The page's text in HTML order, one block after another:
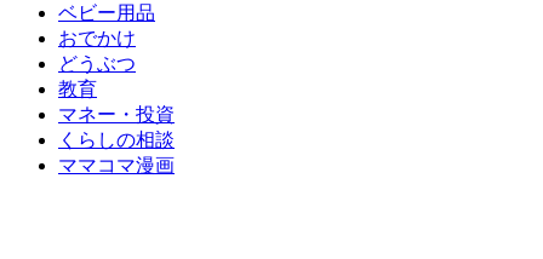
ベビー用品
おでかけ
どうぶつ
教育
マネー・投資
くらしの相談
ママコマ漫画